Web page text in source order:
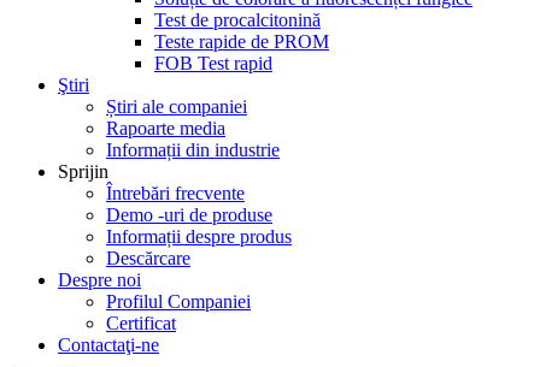
Test de procalcitonină
Teste rapide de PROM
FOB Test rapid
Ştiri
Știri ale companiei
Rapoarte media
Informații din industrie
Sprijin
Întrebări frecvente
Demo -uri de produse
Informații despre produs
Descărcare
Despre noi
Profilul Companiei
Certificat
Contactaţi-ne